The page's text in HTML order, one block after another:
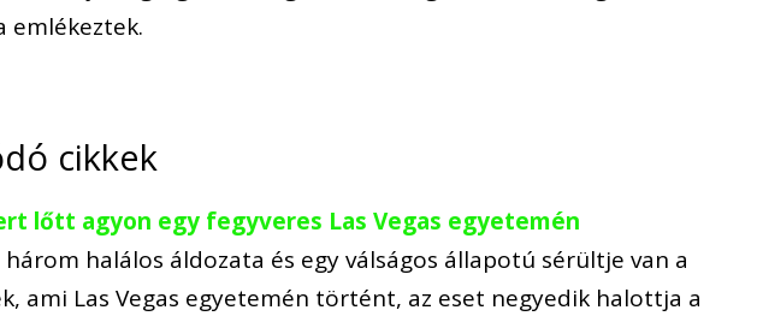
emlékeztek.
cikkek
lőtt agyon egy fegyveres Las Vegas egyetemén
három halálos áldozata és egy válságos állapotú sérültje van a
ami Las Vegas egyetemén történt, az eset negyedik halottja a